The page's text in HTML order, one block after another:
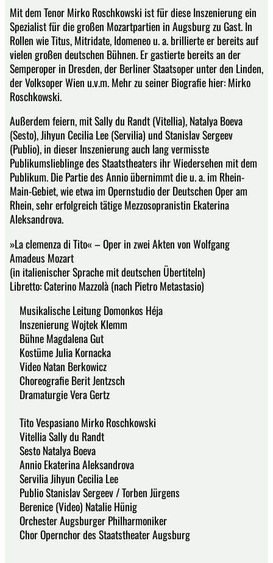
Mit dem Tenor Mirko Roschkowski ist für diese Inszenierung ein
Spezialist für die großen Mozartpartien in Augsburg zu Gast. In
Rollen wie Titus, Mitridate, Idomeneo u. a. brillierte er bereits auf
vielen großen deutschen Bühnen. Er gastierte bereits an der
Semperoper in Dresden, der Berliner Staatsoper unter den Linden,
der Volksoper Wien u.v.m. Mehr zu seiner Biografie hier: Mirko
Roschkowski.
Außerdem feiern, mit Sally du Randt (Vitellia), Natalya Boeva
(Sesto), Jihyun Cecilia Lee (Servilia) und Stanislav Sergeev
(Publio), in dieser Inszenierung auch lang vermisste
Publikumslieblinge des Staatstheaters ihr Wiedersehen mit dem
Publikum. Die Partie des Annio übernimmt die u. a. im Rhein-
Main-Gebiet, wie etwa im Opernstudio der Deutschen Oper am
Rhein, sehr erfolgreich tätige Mezzosopranistin Ekaterina
Aleksandrova.
»La clemenza di Tito« – Oper in zwei Akten von Wolfgang
Amadeus Mozart
(in italienischer Sprache mit deutschen Übertiteln)
Libretto: Caterino Mazzolà (nach Pietro Metastasio)
Musikalische Leitung Domonkos Héja
Inszenierung Wojtek Klemm
Bühne Magdalena Gut
Kostüme Julia Kornacka
Video Natan Berkowicz
Choreografie Berit Jentzsch
Dramaturgie Vera Gertz
Tito Vespasiano Mirko Roschkowski
Vitellia Sally du Randt
Sesto Natalya Boeva
Annio Ekaterina Aleksandrova
Servilia Jihyun Cecilia Lee
Publio Stanislav Sergeev / Torben Jürgens
Berenice (Video) Natalie Hünig
Orchester Augsburger Philharmoniker
Chor Opernchor des Staatstheater Augsburg